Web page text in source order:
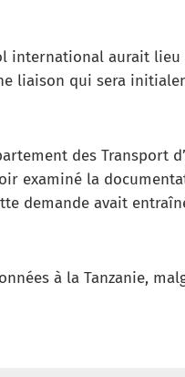
international aurait lieu
liaison qui sera
des Transport
examiné la
demande avait
à la Tanzanie,